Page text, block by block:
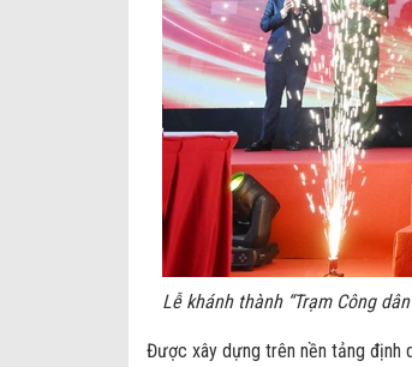
Lễ khánh thành “Trạm Công
Được xây dựng trên nền tảng định